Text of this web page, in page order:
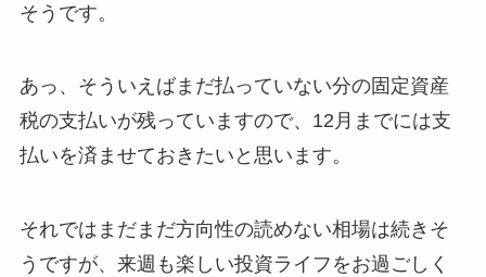
そうです。
あっ、そういえばまだ払っていない分の固定資産
税の支払いが残っていますので、12月までには支
払いを済ませておきたいと思います。
それではまだまだ方向性の読めない相場は続きそ
うですが、来週も楽しい投資ライフをお過ごしく